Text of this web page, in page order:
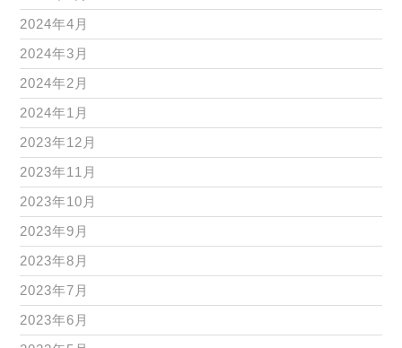
2024年4月
2024年3月
2024年2月
2024年1月
2023年12月
2023年11月
2023年10月
2023年9月
2023年8月
2023年7月
2023年6月